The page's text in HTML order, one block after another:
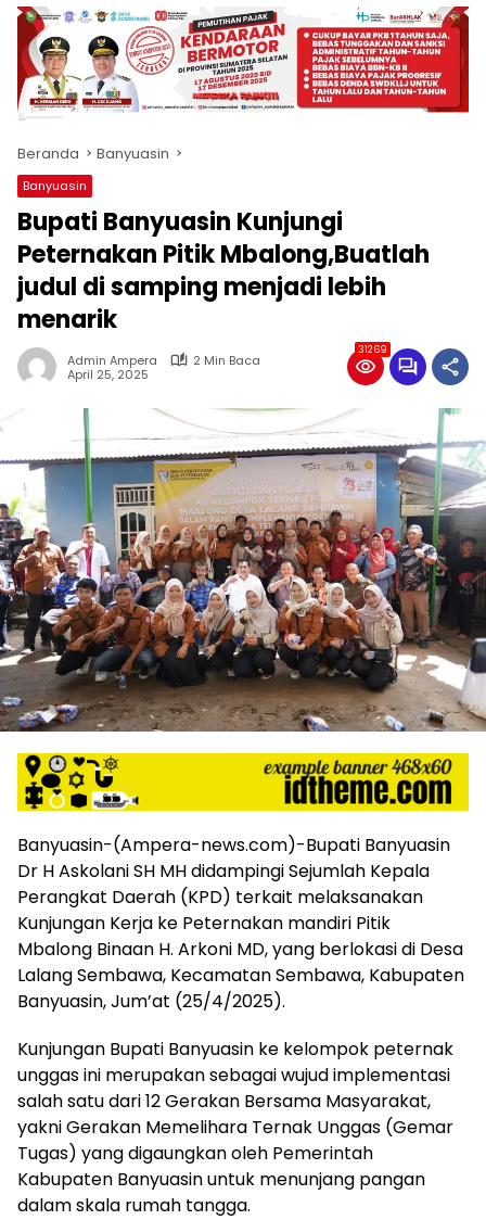
produk
antara
lain
mampu
menjadi
komunikasi
usaha
(beriklan),
fokus
pada
pemberitaan
nasional
maupun
bernuansa
lokal
memiliki
kisaran
harga
iklan
yang
relatif
lebih
murah
dari
Koran
maupun
media
siber
lainnya,
desain
Koran
dan
media
siber
lebih
eksklusif,
bergaya
trendi,
mengandung
unsur
gaya
hidup,
hiburan,
bebas
dari
SARA,
narkoba
dan
Beranda Banyuasin
Banyuasin
Bupati Banyuasin Kunjungi
Peternakan Pitik Mbalong,Buatlah
judul di samping menjadi lebih
menarik
Admin Ampera
2 Min Baca
April 25, 2025
31269
Banyuasin-(Ampera-news.com)-Bupati Banyuasin
Dr H Askolani SH MH didampingi Sejumlah Kepala
Perangkat Daerah (KPD) terkait melaksanakan
Kunjungan Kerja ke Peternakan mandiri Pitik
Mbalong Binaan H. Arkoni MD, yang berlokasi di Desa
Lalang Sembawa, Kecamatan Sembawa, Kabupaten
Banyuasin, Jum’at (25/4/2025).
Kunjungan Bupati Banyuasin ke kelompok peternak
unggas ini merupakan sebagai wujud implementasi
salah satu dari 12 Gerakan Bersama Masyarakat,
yakni Gerakan Memelihara Ternak Unggas (Gemar
Tugas) yang digaungkan oleh Pemerintah
Kabupaten Banyuasin untuk menunjang pangan
dalam skala rumah tangga.